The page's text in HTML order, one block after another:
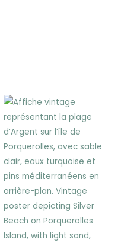
Plage
de
prix :
25,00 €
à
30,00 €